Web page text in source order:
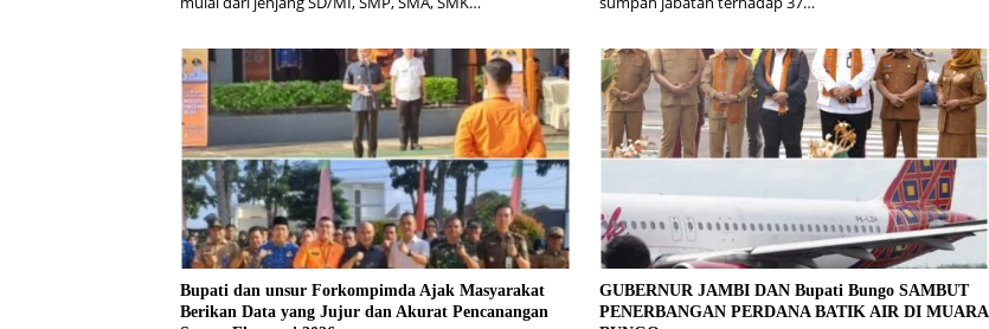
Bupati dan unsur Forkompimda Ajak Masyarakat
Berikan Data yang Jujur dan Akurat Pencanangan
GUBERNUR JAMBI DAN Bupati Bungo SAMBUT
PENERBANGAN PERDANA BATIK AIR DI MUARA